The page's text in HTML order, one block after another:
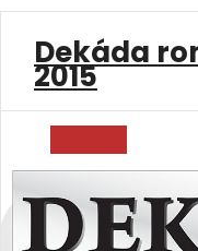
Dekáda
2015